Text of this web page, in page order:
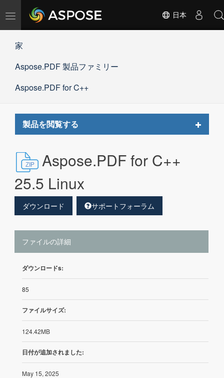
ナ
ー
ョ
の
日本
家
Aspose.PDF 製品ファミリー
Aspose.PDF for C++
製品を閲覧する
Toggle
Aspose.PDF for C++
25.5 Linux
ダウンロード サポートフォーラム
ファイルの詳細
ダウンロードs:
85
ファイルサイズ:
124.42MB
日付が追加されました:
May 15, 2025